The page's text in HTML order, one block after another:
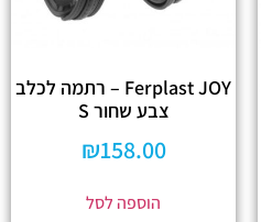
Ferplast JOY – רתמה לכלב
צבע שחור S
₪158.00
הוספה לסל